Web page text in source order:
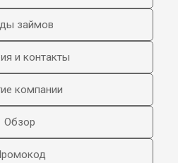
займов
и контакты
компании
Обзор